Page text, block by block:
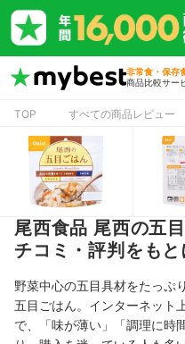
非常食・保存
商品比較サー
TOP すべての商品レビュー
尾西食品 尾西の五
チコミ・評判をも
野菜中心の五目具材をたっぷ
五目ごはん。インターネット
で、「味が薄い」「調理に時